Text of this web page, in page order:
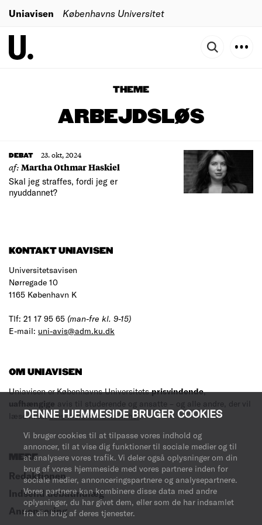
DENNE HJEMMESIDE BRUGER COOKIES
Vi bruger cookies til at tilpasse vores indhold og
annoncer, til at vise dig funktioner til sociale medier og til
at analysere vores trafik. Vi deler også oplysninger om din
brug af vores hjemmeside med vores partnere inden for
sociale medier, annonceringspartnere og analysepartnere.
Vores partnere kan kombinere disse data med andre
oplysninger, du har givet dem, eller som de har indsamlet
fra din brug af deres tjenester.
Uniavisen Københavns Universitet
THEME
ARBEJDSLØS
DEBAT 23. okt, 2024
af:Martha Othmar Haskiel
Skal jeg straffes, fordi jeg er
nyuddannet?
KONTAKT UNIAVISEN
Universitetsavisen
Nørregade 10
1165 København K
Tlf: 21 17 95 65 (man-fre kl. 9-15)
E-mail: uni-avis@adm.ku.dk
OM UNIAVISEN
Uniavisen er Københavns Universitetsprisvindende,
uafhængige avis til studerende og ansatte – og alle andre, der vil
læse med.Læs mere om avisen her.
MERE
Redaktionen
Indsend debatindlæg
Annoncering